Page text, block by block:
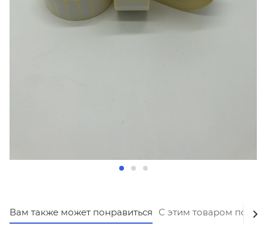
Вам также может понравиться С этим товаром